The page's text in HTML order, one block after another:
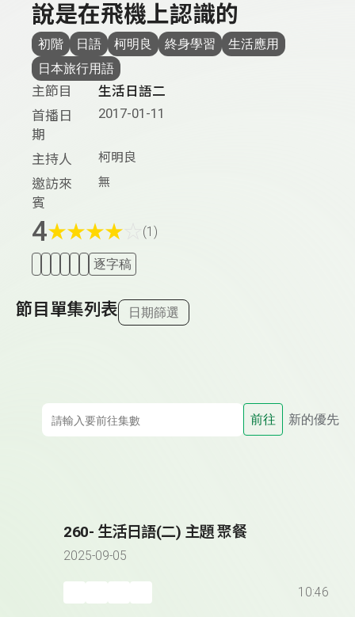
說是在飛機上認識的
初階 日語 柯明良 終身學習
生活應用
日本旅行用語
主節目
生活日語二
首播日
期
2017-01-11
主持人 柯明良
邀訪來
賓
無
4★★★★ (1)
逐字稿
節目單集列表 日期篩選
前往 新的優先
260- 生活日語(二) 主題 聚餐
2025-09-05
10:46